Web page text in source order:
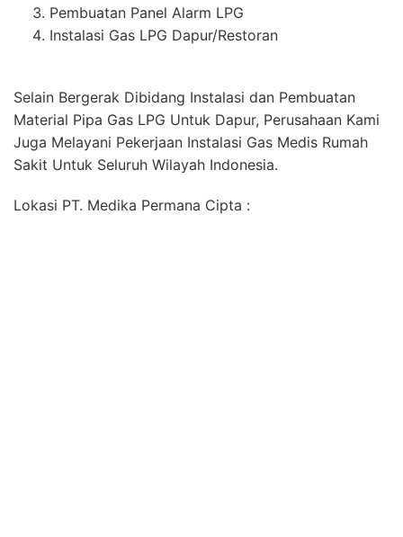
Pembuatan Panel Alarm LPG
Instalasi Gas LPG Dapur/Restoran
Selain Bergerak Dibidang Instalasi dan Pembuatan
Material Pipa Gas LPG Untuk Dapur, Perusahaan Kami
Juga Melayani Pekerjaan Instalasi Gas Medis Rumah
Sakit Untuk Seluruh Wilayah Indonesia.
Lokasi PT. Medika Permana Cipta :